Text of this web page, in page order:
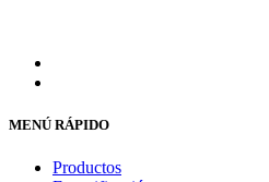
MENÚ RÁPIDO
Productos